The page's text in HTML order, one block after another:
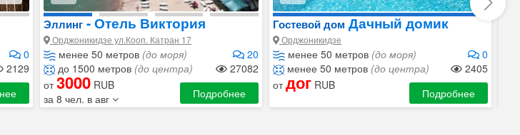
0
2129
Эллинг - Отель Виктория
Орджоникидзе ул.Кооп. Катран 17
менее 50 метров (до моря)
20
до 1500 метров (до центра)
27082
от3000 RUB
за 8 чел. в авг
Подробнее
Гостевой дом Дачный домик
Орджоникидзе
менее 50 метров (до моря)
0
менее 50 метров (до центра)
2405
отдог RUB
Подробнее